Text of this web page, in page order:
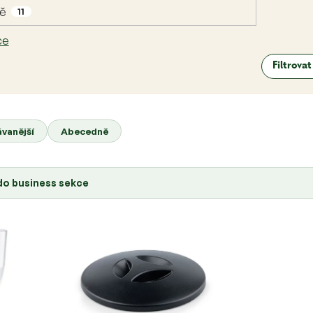
Abecedně
11
business sekce